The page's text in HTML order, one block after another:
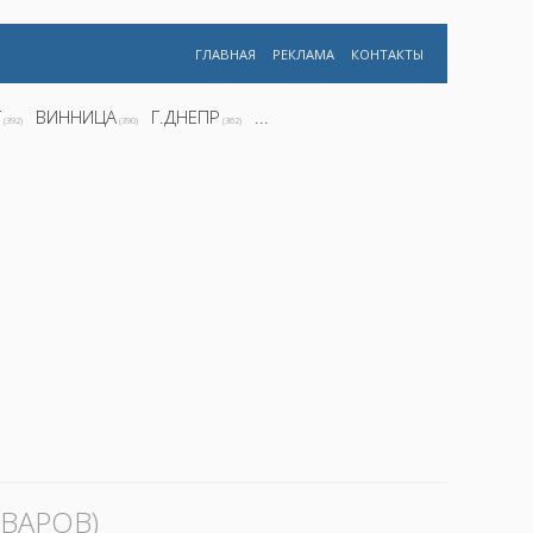
ГЛАВНАЯ РЕКЛАМА КОНТАКТЫ
(392) ВИННИЦА (390) Г.ДНЕПР (362) ...